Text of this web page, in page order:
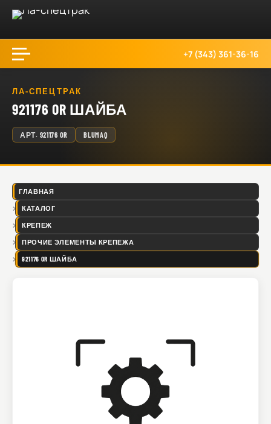
+7 (343) 361-36-16
ЛА-СПЕЦТРАК
921176 OR ШАЙБА
АРТ. 921176 OR BLUMAQ
ГЛАВНАЯ
КАТАЛОГ
КРЕПЕЖ
ПРОЧИЕ ЭЛЕМЕНТЫ КРЕПЕЖА
921176 OR ШАЙБА